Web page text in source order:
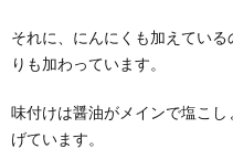
それに、にんにくも加えてい
りも加わっています。
味付けは醤油がメインで塩こ
げています。